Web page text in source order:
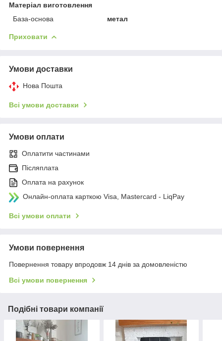
Матеріал виготовлення
База-основа
метал
Приховати
Умови доставки
Нова Пошта
Всі умови доставки
Умови оплати
Оплатити частинами
Післяплата
Оплата на рахунок
Онлайн-оплата карткою Visa, Mastercard - LiqPay
Всі умови оплати
Умови повернення
Повернення товару впродовж 14 днів за домовленістю
Всі умови повернення
Подібні товари компанії